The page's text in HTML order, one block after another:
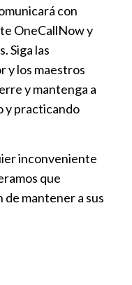
con
OneCallNow y
Siga las
y los maestros
y mantenga a
y practicando
inconveniente
que
mantener a sus